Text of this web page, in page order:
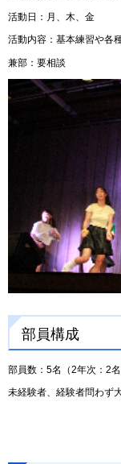
活動日：月、木、金
活動内容：基本練習や各
兼部：要相談
部員構成
部員数：5名（2年次：2
未経験者、経験者問わず